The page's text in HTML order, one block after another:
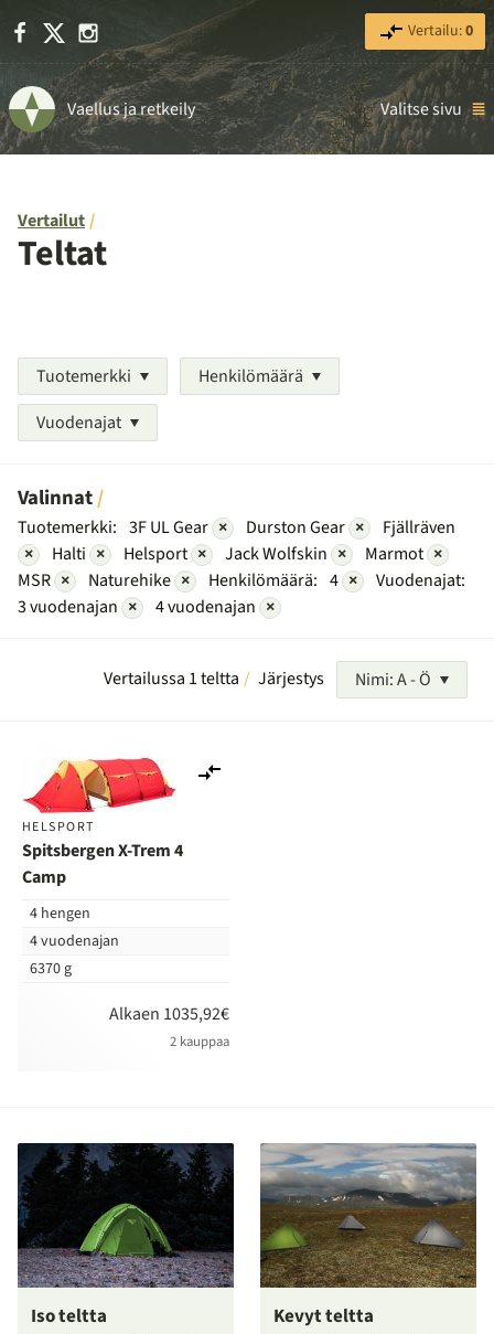
Facebook Instagram Vertailu:0
Vaellus ja retkeily Valitse sivu
Vertailut
Teltat
Tuotemerkki
Henkilömäärä
Vuodenajat
Valinnat
Tuotemerkki: 3F UL Gear × Durston Gear ×
Fjällräven
×
Halti × Helsport × Jack Wolfskin × Marmot ×
MSR × Naturehike × Henkilömäärä: 4 ×
Vuodenajat:
3 vuodenajan × 4 vuodenajan ×
Vertailussa 1 teltta Järjestys Nimi: A - Ö
HELSPORT
Spitsbergen X-Trem 4
Camp
4 hengen
4 vuodenajan
6370 g
Alkaen 1035,92€
2 kauppaa
Iso teltta Kevyt teltta